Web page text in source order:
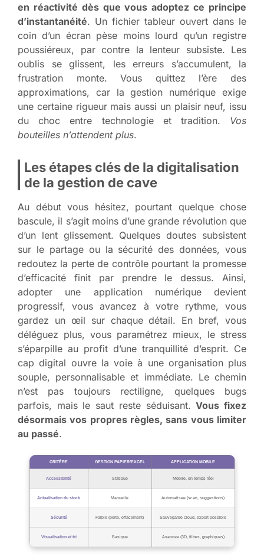
en réactivité dès que vous adoptez ce principe
d’instantanéité. Un fichier tableur ouvert dans le
coin d’un écran pèse moins lourd qu’un registre
poussiéreux, par contre la lenteur subsiste. Les
oublis se glissent, les erreurs s’accumulent, la
frustration monte. Vous quittez l’ère des
approximations, car la gestion numérique exige
une certaine rigueur mais aussi un plaisir neuf, issu
du choc entre technologie et tradition. Vos
bouteilles n’attendent plus.
Les étapes clés de la digitalisation
de la gestion de cave
Au début vous hésitez, pourtant quelque chose
bascule, il s’agit moins d’une grande révolution que
d’un lent glissement. Quelques doutes subsistent
sur le partage ou la sécurité des données, vous
redoutez la perte de contrôle pourtant la promesse
d’efficacité finit par prendre le dessus. Ainsi,
adopter une application numérique devient
progressif, vous avancez à votre rythme, vous
gardez un œil sur chaque détail. En bref, vous
déléguez plus, vous paramétrez mieux, le stress
s’éparpille au profit d’une tranquillité d’esprit. Ce
cap digital ouvre la voie à une organisation plus
souple, personnalisable et immédiate. Le chemin
n’est pas toujours rectiligne, quelques bugs
parfois, mais le saut reste séduisant.Vous fixez
désormais vos propres règles, sans vous limiter
au passé.
CRITÈRE GESTION PAPIER/EXCEL APPLICATION MOBILE
Accessibilité Statique Mobile, en temps réel
Actualisation du stock Manuelle Automatisée (scan, suggestions)
Sécurité Faible (perte, effacement) Sauvegarde cloud, export possible
Visualisation et tri Basique Avancée (3D, filtres, graphiques)